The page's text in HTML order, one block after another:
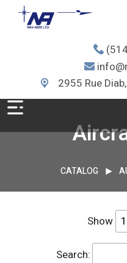
2955 Rue
CATALOG
Show
Search: